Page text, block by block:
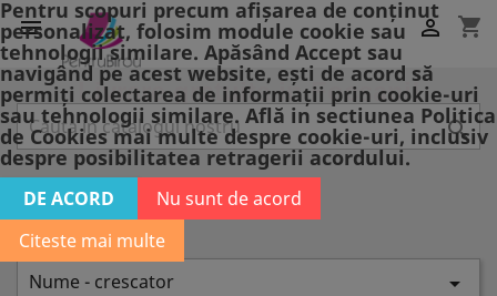
 shopping_cart

Livrare gratuita in Focsani!

KYOCERA
KYOCERA
Nume - crescator 
Pentru scopuri precum afișarea de conținut
personalizat, folosim module cookie sau
tehnologii similare. Apăsând Accept sau
navigând pe acest website, ești de acord să
permiți colectarea de informații prin cookie-uri
sau tehnologii similare. Află in sectiunea Politica
de Cookies mai multe despre cookie-uri, inclusiv
despre posibilitatea retragerii acordului.
DE ACORD
Nu sunt de acord
Citeste mai multe